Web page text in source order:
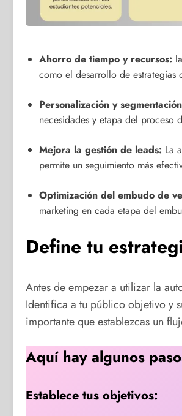
Ahorro de tiempo y recursos:
como el desarrollo de estrategias
Personalización y
necesidades y etapa del proceso
Mejora la gestión de leads: La
permite un seguimiento más
Optimización del embudo de
marketing en cada etapa del
Define tu
Antes de empezar a utilizar la
Identifica a tu público objetivo y
importante que establezcas un
Aquí hay algunos
Establece tus objetivos: